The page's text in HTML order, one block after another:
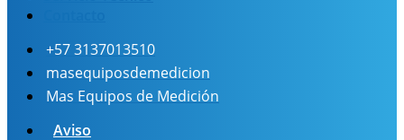
+57 3137013510
masequiposdemedicion
Mas Equipos de Medición
Aviso